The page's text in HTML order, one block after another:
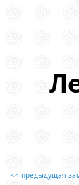
<< предыдущая